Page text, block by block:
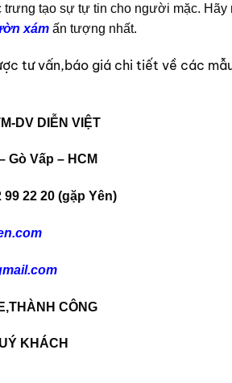
trưng tạo sự tự tin cho người mặc. Hãy
xámấn tượng nhất.
tư vấn,báo giá chi tiết về các
DV DIỄN VIỆT
Gò Vấp – HCM
99 22 20 (gặp Yên)
CÔNG
KHÁCH